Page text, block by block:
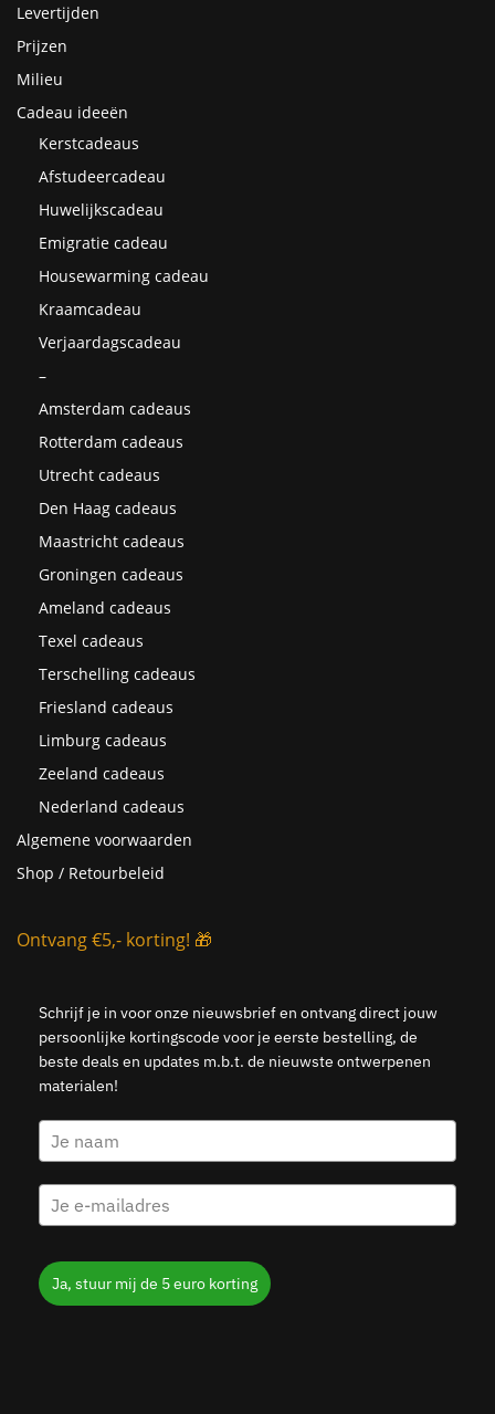
Levertijden
Prijzen
Milieu
Cadeau ideeën
Kerstcadeaus
Afstudeercadeau
Huwelijkscadeau
Emigratie cadeau
Housewarming cadeau
Kraamcadeau
Verjaardagscadeau
–
Amsterdam cadeaus
Rotterdam cadeaus
Utrecht cadeaus
Den Haag cadeaus
Maastricht cadeaus
Groningen cadeaus
Ameland cadeaus
Texel cadeaus
Terschelling cadeaus
Friesland cadeaus
Limburg cadeaus
Zeeland cadeaus
Nederland cadeaus
Algemene voorwaarden
Shop / Retourbeleid
Ontvang €5,- korting! 🎁
Schrijf je in voor onze nieuwsbrief en ontvang direct jouw
persoonlijke kortingscode voor je eerste bestelling, de
beste deals en updates m.b.t. de nieuwste ontwerpenen
materialen!
Ja, stuur mij de 5 euro korting